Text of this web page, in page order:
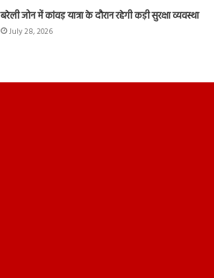
बरेली जोन में कांवड़ यात्रा के दौरान रहेगी कड़ी सुरक्षा व्यवस्था
July 28, 2026